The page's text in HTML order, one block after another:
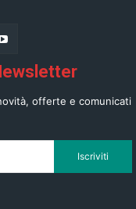
offerte e comunicati
Iscriviti